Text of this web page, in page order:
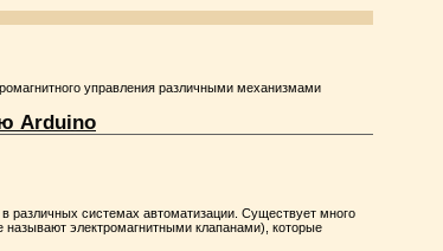
управления различными механизмами
Arduino
различных системах автоматизации. Существует много
электромагнитными клапанами), которые